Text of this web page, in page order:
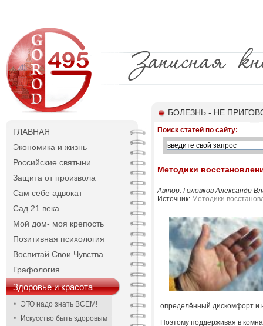
ГЛАВНАЯ
Экономика и жизнь
Российские святыни
Защита от произвола
Сам себе адвокат
Сад 21 века
Мой дом- моя крепость
Позитивная психология
Воспитай Свои Чувства
Графология
Здоровье и красота
ЭТО надо знать ВСЕМ!
Искусство быть здоровым
БОЛЕЗНЬ - НЕ
Поиск статей по сайту:
Методики
Автор: Головков Александр
Источник: Методики
определённый дискомфорт и
Поэтому поддерживая в